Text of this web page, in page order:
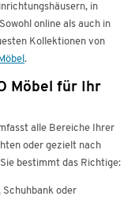
in
online als auch in
Kollektionen von
.
Möbel für Ihr
alle Bereiche Ihrer
oder gezielt nach
bestimmt das Richtige:
Schuhbank oder